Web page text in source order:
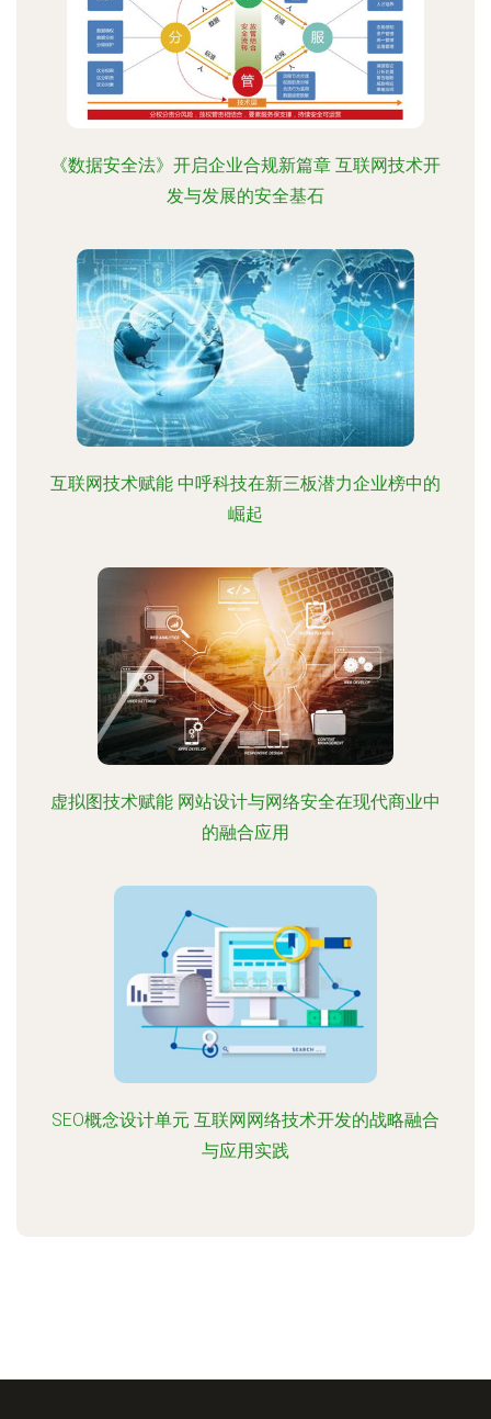
《数据安全法》开启企业合规新篇章 互联网技术开
发与发展的安全基石
互联网技术赋能 中呼科技在新三板潜力企业榜中的
崛起
虚拟图技术赋能 网站设计与网络安全在现代商业中
的融合应用
SEO概念设计单元 互联网网络技术开发的战略融合
与应用实践